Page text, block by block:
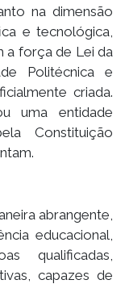
na dimensão
e tecnológica,
a força de Lei da
Politécnica e
criada.
uma entidade
Constituição
abrangente,
educacional,
qualificadas,
capazes de